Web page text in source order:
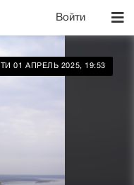
Войти
01 АПРЕЛЬ 2025, 19:53